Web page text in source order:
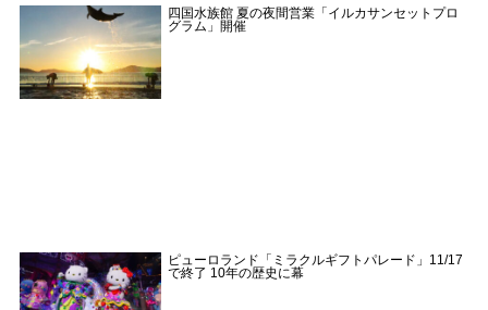
四国水族館 夏の夜間営業「イルカサンセットプロ
グラム」開催
ピューロランド「ミラクルギフトパレード」11/17
で終了 10年の歴史に幕